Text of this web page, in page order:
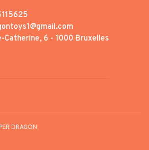
Catherine, 6 - 1000 Bruxelles
DRAGON